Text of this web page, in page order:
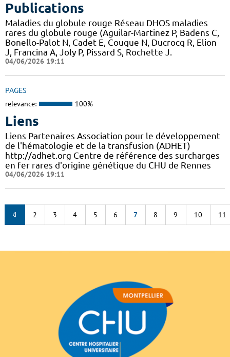
Publications
Maladies du globule rouge Réseau DHOS maladies
rares du globule rouge (Aguilar-Martinez P, Badens C,
Bonello-Palot N, Cadet E, Couque N, Ducrocq R, Elion
J, Francina A, Joly P, Pissard S, Rochette J.
04/06/2026 19:11
PAGES
relevance: 100%
Liens
Liens Partenaires Association pour le développement
de l'hématologie et de la transfusion (ADHET)
http://adhet.org Centre de référence des surcharges
en fer rares d'origine génétique du CHU de Rennes
04/06/2026 19:11
2 3 4 5 6 7 8 9 10 11